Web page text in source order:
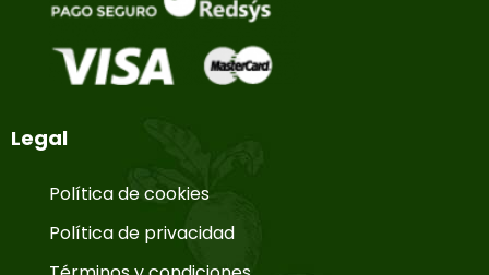
Legal
Política de cookies
Política de privacidad